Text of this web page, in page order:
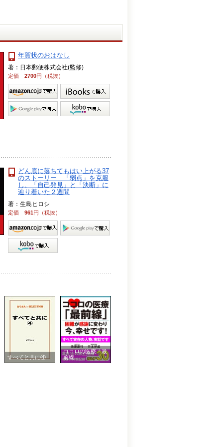
年賀状のおはなし
著：日本郵便株式会社(監修)
定価 2700円（税抜）
どん底に落ちてもはい上がる37
のストーリー 「弱点」を克服
し、「自己発見」と「決断」に
辿り着いた２週間
著：生島ヒロシ
定価 961円（税抜）
すべてと共に④
ココロの医療「最
前線 ...